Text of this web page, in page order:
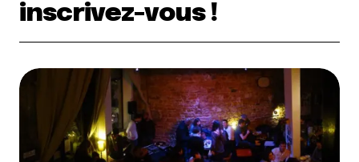
inscrivez-vous !